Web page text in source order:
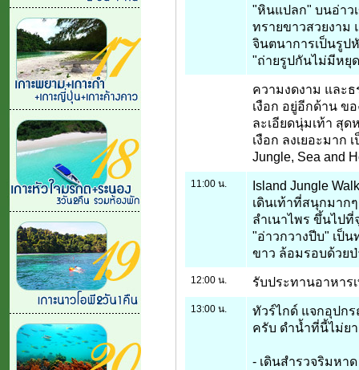
"หินแปลก" บนอ่าว
ทรายขาวสวยงาม
จินตนาการเป็นรูป
"ถ่ายรูปกันไม่มีหยุ
ความงดงาม และ
เงือก อยู่อีกด้าน ข
ละเอียดนุ่มเท้า สุ
เงือก ลงเยอะมาก
Jungle, Sea and
11:00 น.
Island Jungle
เดินเท้าที่สนุกมาก
ลำเนาไพร ขึ้นไป
"อ่าวกวางปีบ" เป็
ขาว ล้อมรอบด้วย
12:00 น. รับประทานอาหาร
13:00 น.
ทัวร์ไกด์ แจกอุปก
ครับ ดำน้ำที่นี้ไม่ย
- เดินสำรวจริมหา